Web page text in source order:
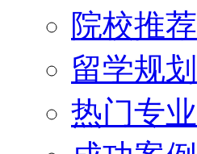
院校推荐
留学规划
热门专业